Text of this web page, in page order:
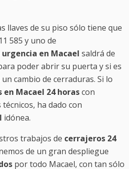
llaves de su piso sólo tiene que
585 y uno de
en Macael saldrá de
poder abrir su puerta y si es
cambio de cerraduras. Si lo
en Macael 24 horascon
ha dado con
idónea.
trabajos de cerrajeros 24
de un gran despliegue
por todo Macael, con tan sólo